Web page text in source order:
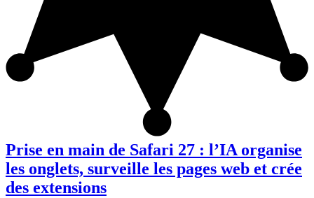
Prise en main de Safari 27 : l’IA organise
les onglets, surveille les pages web et crée
des extensions